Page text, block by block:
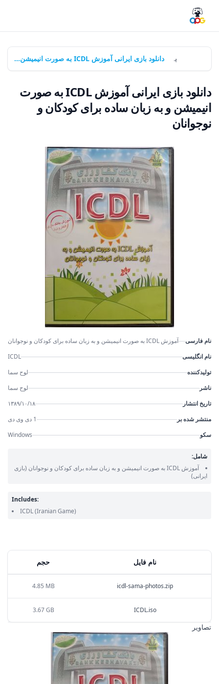
بازی‌ها دانلود بازی ایرانی آموزش ICDL به صورت انیمیشن و به زبان ساده برای کودکان و نوجوانان
دانلود بازی ایرانی آموزش ICDL به صورت
انیمیشن و به زبان ساده برای کودکان و
نوجوانان
نام فایل حجم
icdl-sama-photos.zip
4.85 MB
ICDL.iso
3.67 GB
تصاویر
نام فارسی
آموزش ICDL به صورت انیمیشن و به زبان ساده برای کودکان و نوجوانان
نام انگلیسی
ICDL
تولیدکننده
لوح سما
ناشر
لوح سما
تاریخ انتشار
۱۳۸۹/۱۰/۱۸
منتشر شده بر
1 دی وی دی
سکو
Windows
شامل:
آموزش ICDL به صورت انیمیشن و به زبان ساده برای کودکان و نوجوانان
(بازی
ایرانی)
Includes:
ICDL(Iranian Game)